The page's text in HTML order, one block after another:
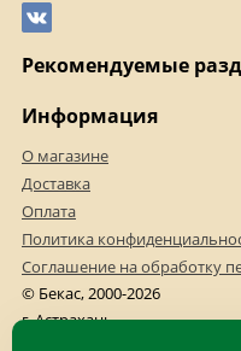
Рекомендуемые
Информация
О магазине
Доставка
Оплата
Политика
Соглашение на обработку
© Бекас, 2000-2026
г. Астрахань